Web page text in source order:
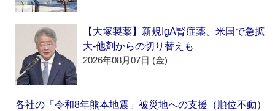
【大塚製薬】新規IgA腎症薬、米国で急拡
大‐他剤からの切り替えも
2026年08月07日 (金)
各社の「令和8年熊本地震」被災地への支援（順位不動）